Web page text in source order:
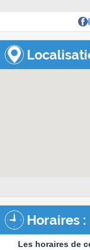
Horaires :
Les horaires de